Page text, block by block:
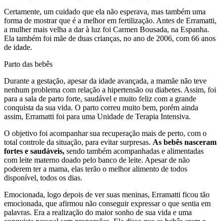
Certamente, um cuidado que ela não esperava, mas também uma
forma de mostrar que é a melhor em fertilização. Antes de Erramatti,
a mulher mais velha a dar à luz foi Carmen Bousada, na Espanha.
Ela também foi mãe de duas crianças, no ano de 2006, com 66 anos
de idade.
Parto das bebês
Durante a gestação, apesar da idade avançada, a mamãe não teve
nenhum problema com relação a hipertensão ou diabetes. Assim, foi
para a sala de parto forte, saudável e muito feliz com a grande
conquista da sua vida. O parto correu muito bem, porém ainda
assim, Erramatti foi para uma Unidade de Terapia Intensiva.
O objetivo foi acompanhar sua recuperação mais de perto, com o
total controle da situação, para evitar surpresas. As bebês nasceram
fortes e saudáveis, sendo também acompanhadas e alimentadas
com leite materno doado pelo banco de leite. Apesar de não
poderem ter a mama, elas terão o melhor alimento de todos
disponível, todos os dias.
Emocionada, logo depois de ver suas meninas, Erramatti ficou tão
emocionada, que afirmou não conseguir expressar o que sentia em
palavras. Era a realização do maior sonho de sua vida e uma